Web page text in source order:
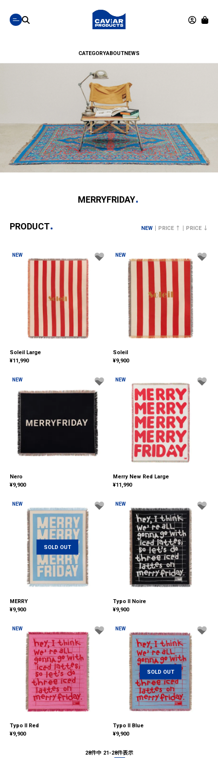
CATEGORYABOUTNEWS
MERRYFRIDAY
PRODUCT NEW PRICE ↑ PRICE ↓
NEW
Soleil Large
¥11,990
NEW
Soleil
¥9,900
NEW
Nero
¥9,900
NEW
Merry New Red Large
¥11,990
NEW
SOLD OUT
MERRY
¥9,900
NEW
Typo II Noire
¥9,900
NEW
Typo II Red
¥9,900
NEW
SOLD OUT
Typo II Blue
¥9,900
28件中 21-28件表示